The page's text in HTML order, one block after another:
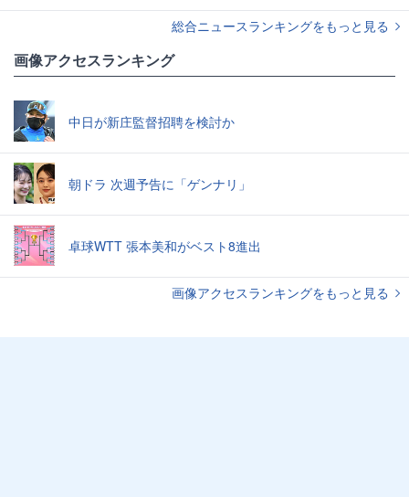
総合ニュースランキングをもっと見る
画像アクセスランキング
中日が新庄監督招聘を検討か
朝ドラ 次週予告に「ゲンナリ」
卓球WTT 張本美和がベスト8進出
画像アクセスランキングをもっと見る